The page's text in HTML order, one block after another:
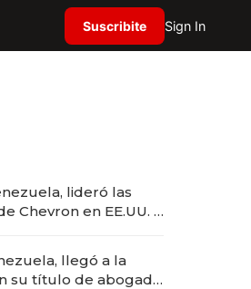
Suscribite Sign In
lideró las
Chevron en EE.UU. y
llegó a la
su título de abogado